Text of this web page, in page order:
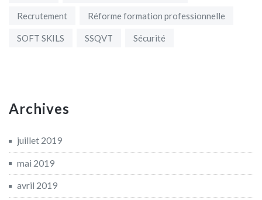
Recrutement Réforme formation professionnelle
SOFT SKILS SSQVT Sécurité
Archives
juillet 2019
mai 2019
avril 2019